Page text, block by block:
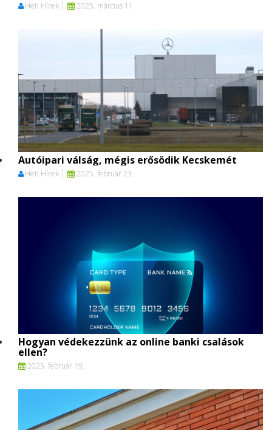
Heti Hírek 2025. március 11.
Autóipari válság, mégis erősödik Kecskemét
Heti Hírek 2025. február 23.
Hogyan védekezzünk az online banki csalások
ellen?
2025. február 19.